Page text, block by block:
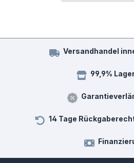
Versandhandel
99,9%
14 Tage